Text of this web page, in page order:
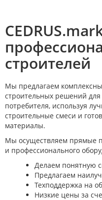
строителей
Мы предлагаем
строительных решений
потребителя, используя
строительные смеси и
материалы.
Мы осуществляем прямые
и профессионального
Делаем понятную
Предлагаем
Техподдержка на
Низкие цены за